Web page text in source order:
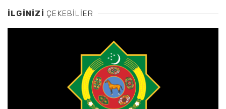
İLGINIZI ÇEKEBILIER